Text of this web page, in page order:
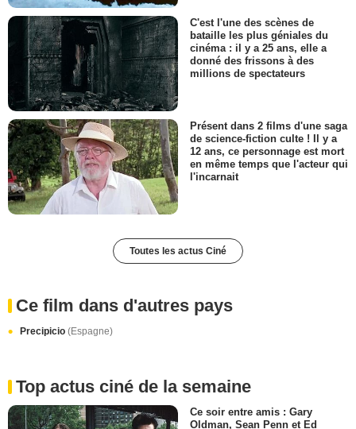
C'est l'une des scènes de
bataille les plus géniales du
cinéma : il y a 25 ans, elle a
donné des frissons à des
millions de spectateurs
Présent dans 2 films d'une saga
de science-fiction culte ! Il y a
12 ans, ce personnage est mort
en même temps que l'acteur qui
l'incarnait
Toutes les actus Ciné
Ce film dans d'autres pays
Precipicio (Espagne)
Top actus ciné de la semaine
Ce soir entre amis : Gary
Oldman, Sean Penn et Ed